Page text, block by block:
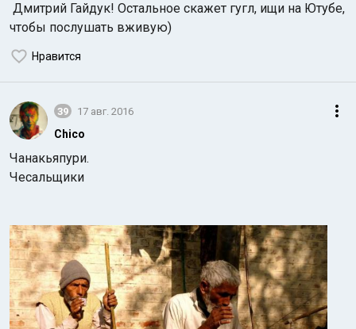
Дмитрий Гайдук! Остальное скажет гугл, ищи на Ютубе,
чтобы послушать вживую)
Нравится
39 17 авг. 2016
Chico
Чанакьяпури.
Чесальщики